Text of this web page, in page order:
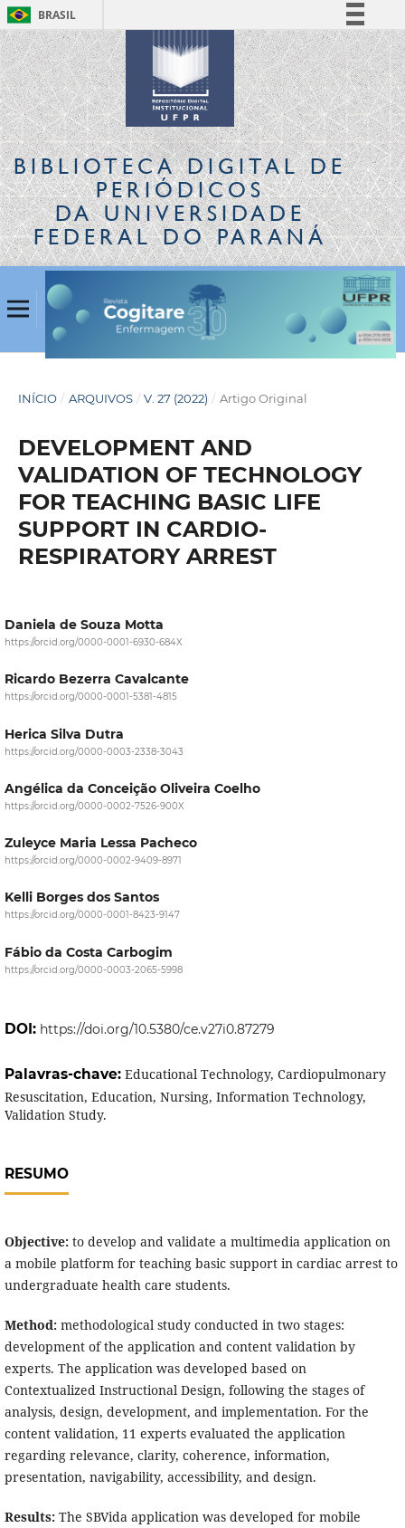
BRASIL
Simplifique!
Comunica BR
Participe
Acesso à informação
Legislação
Canais
BIBLIOTECA DIGITALDE
PERIÓDICOS
DA UNIVERSIDADE
FEDERAL DO PARANÁ
INÍCIO / ARQUIVOS / V. 27 (2022) / Artigo Original
DEVELOPMENT AND
VALIDATION OF TECHNOLOGY
FOR TEACHING BASIC LIFE
SUPPORT IN CARDIO-
RESPIRATORY ARREST
Daniela de Souza Motta
https://orcid.org/0000-0001-6930-684X
Ricardo Bezerra Cavalcante
https://orcid.org/0000-0001-5381-4815
Herica Silva Dutra
https://orcid.org/0000-0003-2338-3043
Angélica da Conceição Oliveira Coelho
https://orcid.org/0000-0002-7526-900X
Zuleyce Maria Lessa Pacheco
https://orcid.org/0000-0002-9409-8971
Kelli Borges dos Santos
https://orcid.org/0000-0001-8423-9147
Fábio da Costa Carbogim
https://orcid.org/0000-0003-2065-5998
DOI: https://doi.org/10.5380/ce.v27i0.87279
Palavras-chave: Educational Technology, Cardiopulmonary
Resuscitation, Education, Nursing, Information Technology,
Validation Study.
RESUMO
Objective: to develop and validate a multimedia application on
a mobile platform for teaching basic support in cardiac arrest to
undergraduate health care students.
Method: methodological study conducted in two stages:
development of the application and content validation by
experts. The application was developed based on
Contextualized Instructional Design, following the stages of
analysis, design, development, and implementation. For the
content validation, 11 experts evaluated the application
regarding relevance, clarity, coherence, information,
presentation, navigability, accessibility, and design.
Results:The SBVida application was developed for mobile